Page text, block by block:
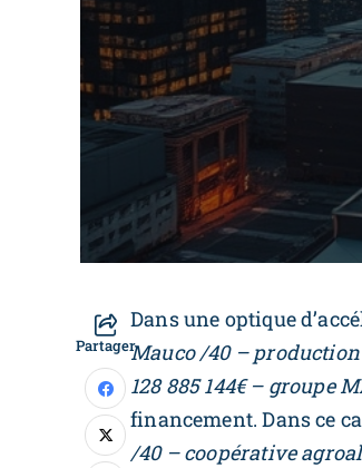
Partager
Dans une optique
Mauco /40 – production
128 885 144€ – groupe
financement. Dans ce
/40 – coopérative